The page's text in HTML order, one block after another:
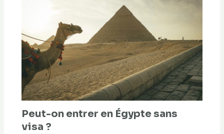
Peut-on entrer en Égypte sans
visa ?